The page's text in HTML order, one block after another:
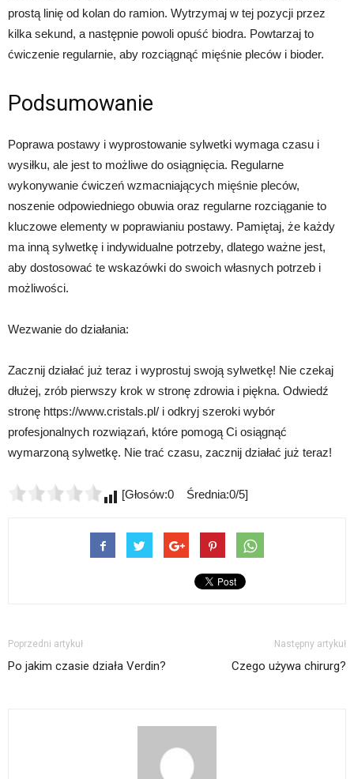
prostą linię od kolan do ramion. Wytrzymaj w tej pozycji przez
kilka sekund, a następnie powoli opuść biodra. Powtarzaj to
ćwiczenie regularnie, aby rozciągnąć mięśnie pleców i bioder.
Podsumowanie
Poprawa postawy i wyprostowanie sylwetki wymaga czasu i
wysiłku, ale jest to możliwe do osiągnięcia. Regularne
wykonywanie ćwiczeń wzmacniających mięśnie pleców,
noszenie odpowiedniego obuwia oraz regularne rozciąganie to
kluczowe elementy w poprawianiu postawy. Pamiętaj, że każdy
ma inną sylwetkę i indywidualne potrzeby, dlatego ważne jest,
aby dostosować te wskazówki do swoich własnych potrzeb i
możliwości.
Wezwanie do działania:
Zacznij działać już teraz i wyprostuj swoją sylwetkę! Nie czekaj
dłużej, zrób pierwszy krok w stronę zdrowia i piękna. Odwiedź
stronę https://www.cristals.pl/ i odkryj szeroki wybór
profesjonalnych rozwiązań, które pomogą Ci osiągnąć
wymarzoną sylwetkę. Nie trać czasu, zacznij działać już teraz!
[Głosów:0 Średnia:0/5]
Poprzedni artykuł
Po jakim czasie działa Verdin?
Następny artykuł
Czego używa chirurg?